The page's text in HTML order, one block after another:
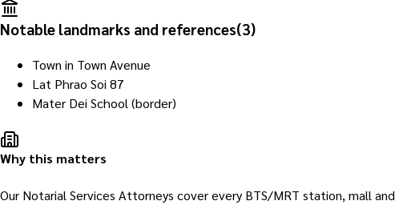
Notable landmarks and references(3)
Town in Town Avenue
Lat Phrao Soi 87
Mater Dei School (border)
Why this matters
Our Notarial Services Attorneys cover every BTS/MRT station, mall